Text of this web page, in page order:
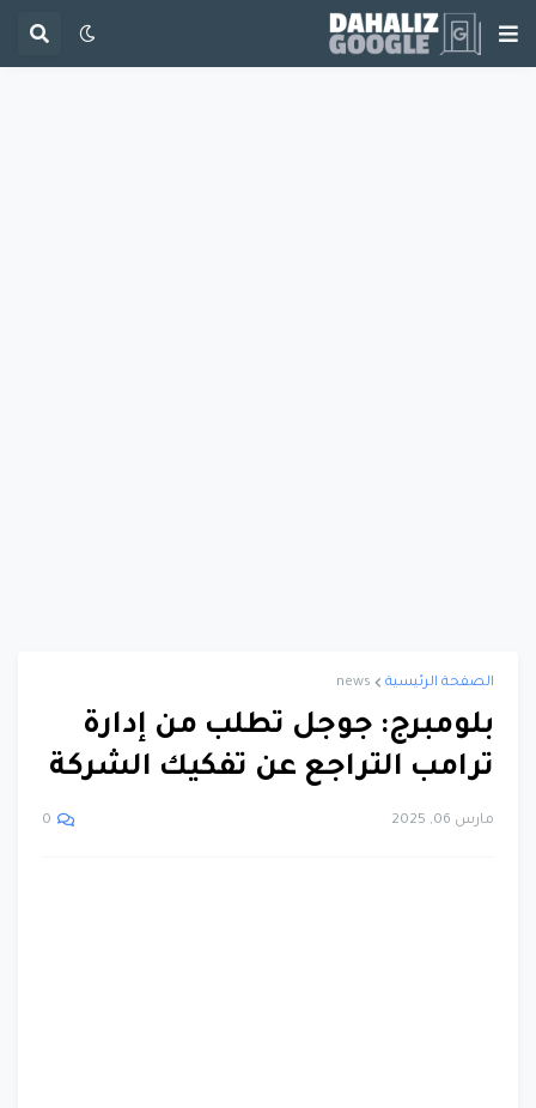
الصفحة الرئيسية news
بلومبرج: جوجل تطلب من إدارة
ترامب التراجع عن تفكيك الشركة
مارس 06, 2025 0